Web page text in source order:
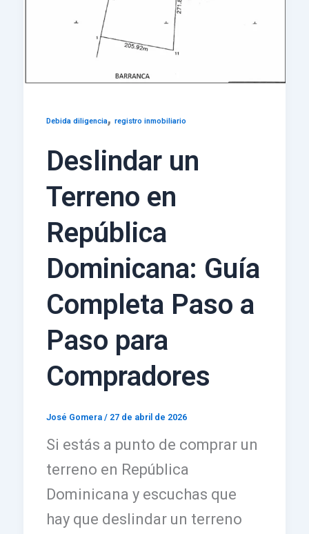
Debida diligencia, registro inmobiliario
Deslindar un
Terreno en
República
Dominicana: Guía
Completa Paso a
Paso para
Compradores
José Gomera / 27 de abril de 2026
Si estás a punto de comprar un
terreno en República
Dominicana y escuchas que
hay que deslindar un terreno